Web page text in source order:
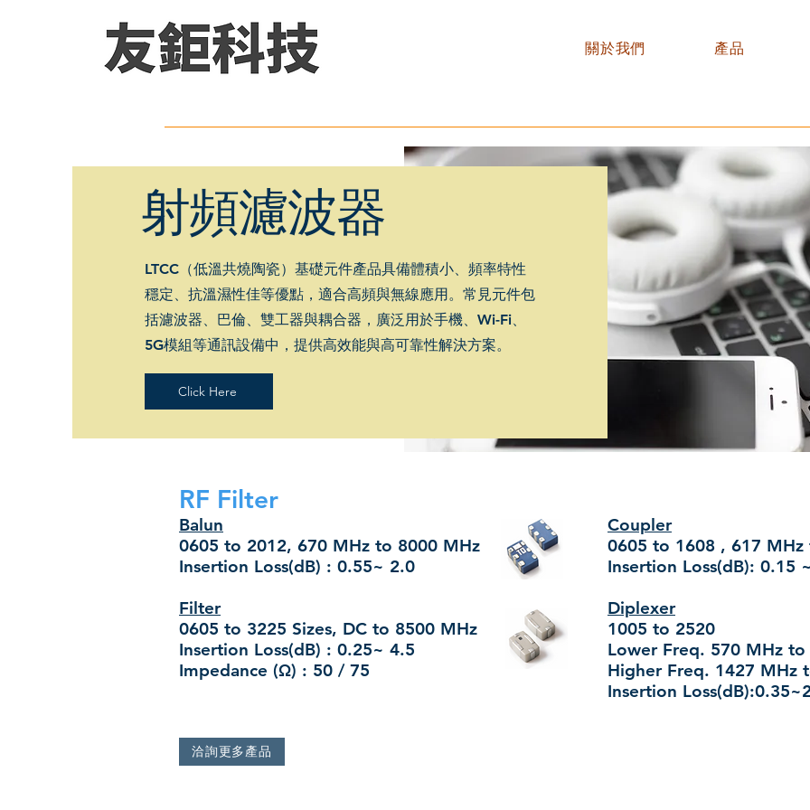
關於我們 產品
射頻濾波器
LTCC（低溫共燒陶瓷）基礎元件產品具備體積小、頻率特性
穩定、抗溫濕性佳等優點，適合高頻與無線應用。常見元件包
括濾波器、巴倫、雙工器與耦合器，廣泛用於手機、Wi-Fi、
5G模組等通訊設備中，提供高效能與高可靠性解決方案。
Click Here
RF Filter
Balun
0605 to 2012, 670 MHz to 8000 MHz
Insertion Loss(dB) : 0.55~ 2.0
Filter
0605 to 3225 Sizes, DC to 8500 MHz
Insertion Loss(dB) : 0.25~ 4.5
Impedance (Ω) : 50 / 75
洽詢更多產品
Coupler
0605 to 1608 , 617
Insertion Loss(dB): 0.15
Diplexer
1005 to 2520
Lower Freq. 570 MHz
Higher Freq. 1427 MHz
Insertion